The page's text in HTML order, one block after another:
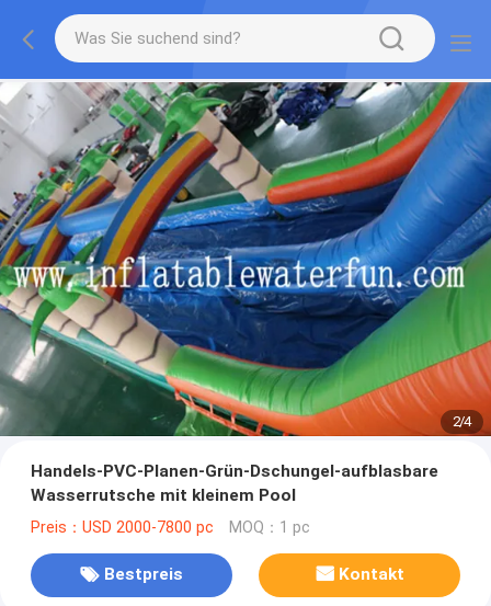
2/4
Handels-PVC-Planen-Grün-Dschungel-aufblasbare
Wasserrutsche mit kleinem Pool
Preis：USD 2000-7800 pc MOQ：1 pc
Bestpreis Kontakt